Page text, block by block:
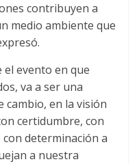
contribuyen a
medio ambiente que
el evento en que
va a ser una
cambio, en la visión
certidumbre, con
determinación a
a nuestra